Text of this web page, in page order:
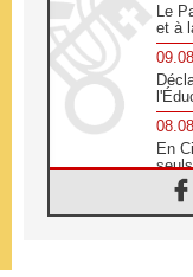
Le
et à
En